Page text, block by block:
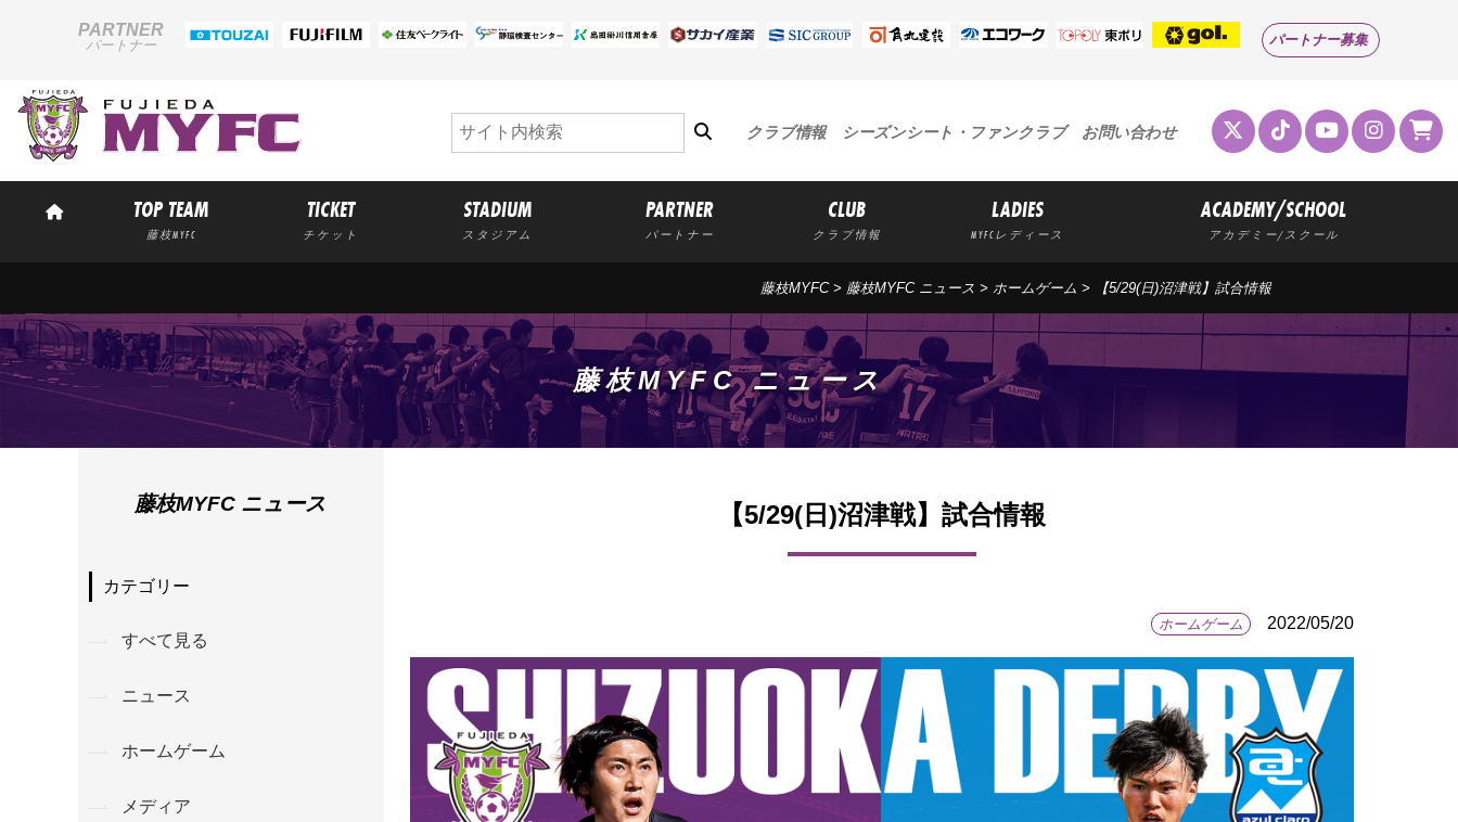
PARTNER
パートナー パートナー募集
クラブ情報 シーズンシート・ファンクラブ お問い合わせ
TOP TEAM
藤枝MYFC
TICKET
チケット
STADIUM
スタジアム
PARTNER
パートナー
CLUB
クラブ情報
LADIES
MYFCレディース
ACADEMY/SCHOOL
アカデミー/スクール
藤枝MYFC> 藤枝MYFC ニュース > ホームゲーム > 【5/29(日)沼津戦】試合情報
藤枝MYFC ニュース
【5/29(日)沼津戦】試合情報
ホームゲーム 2022/05/20
藤枝MYFC ニュース
カテゴリー
すべて見る
ニュース
ホームゲーム
メディア